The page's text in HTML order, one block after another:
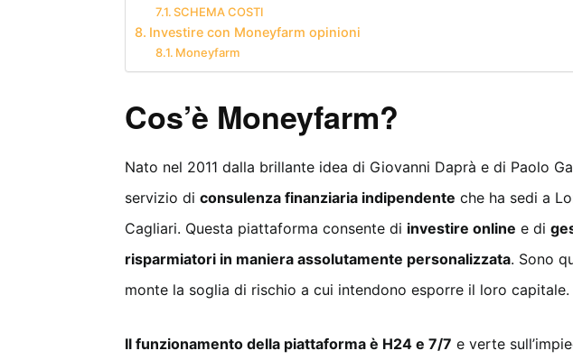
SCHEMA COSTI
Investire con Moneyfarm opinioni
Moneyfarm
Cos’è Moneyfarm?
Nato nel 2011 dalla brillante idea di Giovanni Daprà e di Paolo
servizio di consulenza finanziaria indipendente che ha sedi a
Cagliari. Questa piattaforma consente di investire online e di
risparmiatori in maniera assolutamente personalizzata. Sono
monte la soglia di rischio a cui intendono esporre il loro capitale.
Il funzionamento della piattaforma è H24 e 7/7 e verte